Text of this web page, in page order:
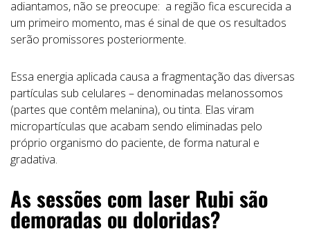
adiantamos, não se preocupe: a região fica escurecida a
um primeiro momento, mas é sinal de que os resultados
serão promissores posteriormente.
Essa energia aplicada causa a fragmentação das diversas
partículas sub celulares – denominadas melanossomos
(partes que contêm melanina), ou tinta. Elas viram
micropartículas que acabam sendo eliminadas pelo
próprio organismo do paciente, de forma natural e
gradativa.
As sessões com laser Rubi são
demoradas ou doloridas?